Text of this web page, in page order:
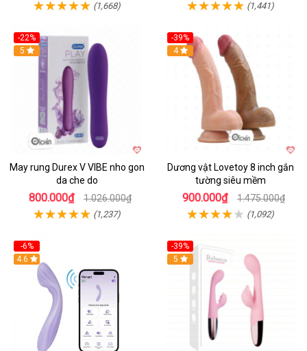
(1,668) (1,441)
-22%
Hot
5
May rung Durex V VIBE nho gon
da che do
800.000₫ 1.026.000₫
(1,237)
-39%
Hot
4
Dương vật Lovetoy 8 inch gắn
tường siêu mềm
900.000₫ 1.475.000₫
(1,092)
-6%
4.6
-39%
Hot
5